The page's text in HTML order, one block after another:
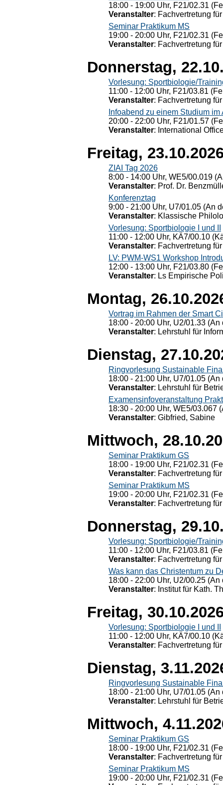
18:00 - 19:00 Uhr, F21/02.31
Veranstalter: Fachvertretung
Seminar Praktikum MS
19:00 - 20:00 Uhr, F21/02.31
Veranstalter: Fachvertretung
Donnerstag,
Vorlesung: Sportbiologie/
11:00 - 12:00 Uhr, F21/03.81
Veranstalter: Fachvertretung
Infoabend zu einem Studium im
20:00 - 22:00 Uhr, F21/01.57
Veranstalter: International
Freitag,
ZIAI Tag 2026
8:00 - 14:00 Uhr, WE5/00.019
Veranstalter: Prof. Dr.
Konferenztag
9:00 - 21:00 Uhr, U7/01.05 (An
Veranstalter: Klassische
Vorlesung: Sportbiologie I und II
11:00 - 12:00 Uhr, KÄ7/00.10
Veranstalter: Fachvertretung
LV: PWM-WS1 Workshop
12:00 - 13:00 Uhr, F21/03.80
Veranstalter: Ls Empirische
Montag,
Vortrag im Rahmen der Smart
18:00 - 20:00 Uhr, U2/01.33
Veranstalter: Lehrstuhl für
Dienstag,
Ringvorlesung Sustainable
18:00 - 21:00 Uhr, U7/01.05
Veranstalter: Lehrstuhl für
Examensinfoveranstaltung
18:30 - 20:00 Uhr, WE5/03.067
Veranstalter: Gibfried, Sabine
Mittwoch,
Seminar Praktikum GS
18:00 - 19:00 Uhr, F21/02.31
Veranstalter: Fachvertretung
Seminar Praktikum MS
19:00 - 20:00 Uhr, F21/02.31
Veranstalter: Fachvertretung
Donnerstag,
Vorlesung: Sportbiologie/
11:00 - 12:00 Uhr, F21/03.81
Veranstalter: Fachvertretung
Was kann das Christentum zu
18:00 - 22:00 Uhr, U2/00.25
Veranstalter: Institut für Kath.
Freitag,
Vorlesung: Sportbiologie I und II
11:00 - 12:00 Uhr, KÄ7/00.10
Veranstalter: Fachvertretung
Dienstag,
Ringvorlesung Sustainable
18:00 - 21:00 Uhr, U7/01.05
Veranstalter: Lehrstuhl für
Mittwoch,
Seminar Praktikum GS
18:00 - 19:00 Uhr, F21/02.31
Veranstalter: Fachvertretung
Seminar Praktikum MS
19:00 - 20:00 Uhr, F21/02.31